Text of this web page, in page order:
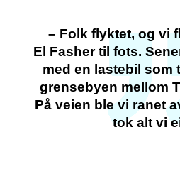
– Folk flyktet, og vi
El Fasher til fots.
med en lastebil som
grensebyen mellom
På veien ble vi ranet
tok alt vi